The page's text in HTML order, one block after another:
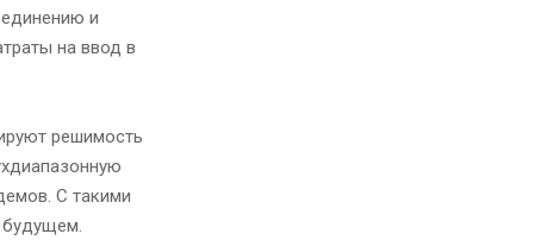
и
на ввод в
решимость
С такими
будущем.